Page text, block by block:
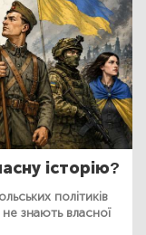
історію?
політиків
знають власної